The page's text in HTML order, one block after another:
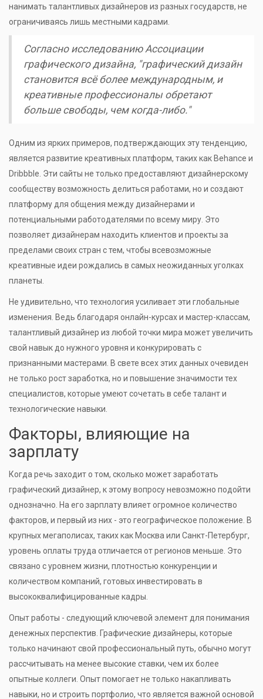
нанимать талантливых дизайнеров из разных государств, не
ограничиваясь лишь местными кадрами.
Согласно исследованию Ассоциации
графического дизайна, "графический дизайн
становится всё более международным, и
креативные профессионалы обретают
больше свободы, чем когда-либо."
Одним из ярких примеров, подтверждающих эту тенденцию,
является развитие креативных платформ, таких как Behance и
Dribbble. Эти сайты не только предоставляют дизайнерскому
сообществу возможность делиться работами, но и создают
платформу для общения между дизайнерами и
потенциальными работодателями по всему миру. Это
позволяет дизайнерам находить клиентов и проекты за
пределами своих стран с тем, чтобы всевозможные
креативные идеи рождались в самых неожиданных уголках
планеты.
Не удивительно, что технология усиливает эти глобальные
изменения. Ведь благодаря онлайн-курсах и мастер-классам,
талантливый дизайнер из любой точки мира может увеличить
свой навык до нужного уровня и конкурировать с
признанными мастерами. В свете всех этих данных очевиден
не только рост заработка, но и повышение значимости тех
специалистов, которые умеют сочетать в себе талант и
технологические навыки.
Факторы, влияющие на
зарплату
Когда речь заходит о том, сколько может заработать
графический дизайнер, к этому вопросу невозможно подойти
однозначно. На его зарплату влияет огромное количество
факторов, и первый из них - это географическое положение. В
крупных мегаполисах, таких как Москва или Санкт-Петербург,
уровень оплаты труда отличается от регионов меньше. Это
связано с уровнем жизни, плотностью конкуренции и
количеством компаний, готовых инвестировать в
высококвалифицированные кадры.
Опыт работы - следующий ключевой элемент для понимания
денежных перспектив. Графические дизайнеры, которые
только начинают свой профессиональный путь, обычно могут
рассчитывать на менее высокие ставки, чем их более
опытные коллеги. Опыт помогает не только накапливать
навыки, но и строить портфолио, что является важной основой